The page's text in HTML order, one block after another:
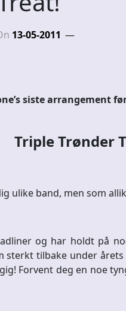
13-05-2011
siste arrangement
Triple Trønder
ulike band, men som
og har holdt på
tilbake under
Forvent deg en noe